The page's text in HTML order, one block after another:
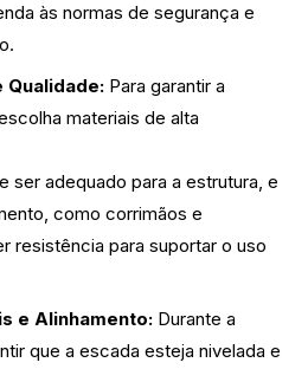
às normas de segurança e
Qualidade: Para garantir a
materiais de alta
ser adequado para a estrutura, e
como corrimãos e
resistência para suportar o uso
e Alinhamento: Durante a
que a escada esteja nivelada e